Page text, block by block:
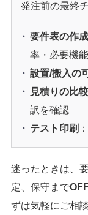
発注前の最終
要件表の作成
率・必要機能
設置/搬入の
見積りの比較
訳を確認
テスト印刷
迷ったときは、
定、保守まで
ずは気軽にご相